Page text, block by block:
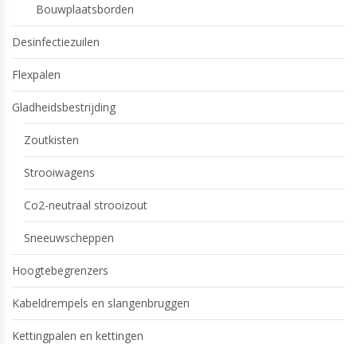
Bouwplaatsborden
Desinfectiezuilen
Flexpalen
Gladheidsbestrijding
Zoutkisten
Strooiwagens
Co2-neutraal strooizout
Sneeuwscheppen
Hoogtebegrenzers
Kabeldrempels en slangenbruggen
Kettingpalen en kettingen